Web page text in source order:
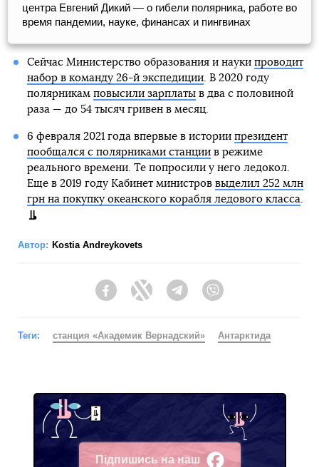
центра Евгений Дикий — о гибели полярника, работе во
время пандемии, науке, финансах и пингвинах
Сейчас Министерство образования и науки проводит
набор в команду 26-й экспедиции. В 2020 году
полярникам повысили зарплатыв два с половиной
раза — до 54 тысяч гривен в месяц.
6 февраля 2021 года впервые в истории президент
пообщался с полярниками станциив режиме
реального времени. Те попросили у него ледокол.
Еще в 2019 году Кабинет министров выделил 252 млн
грн на покупку океанского корабля ледового класса
Автор: Kostia Andreykovets
FacebookTwitter Telegram
Теги: станция «Академик Вернадский» Антарктида
Підпишись на наш